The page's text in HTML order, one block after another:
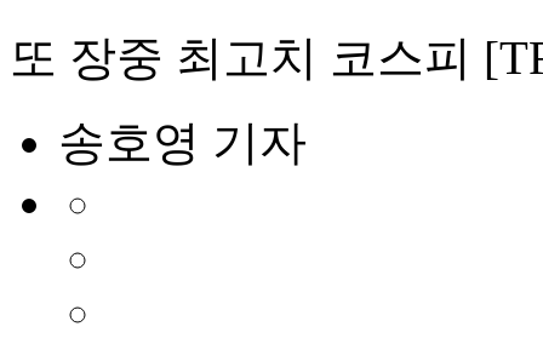
또 장중 최고치 코스피
송호영 기자